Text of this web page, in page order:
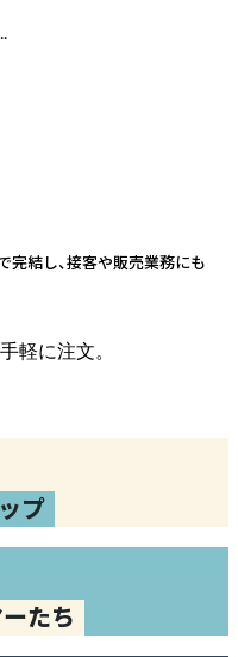
結し、接客や販売業務にも
軽に注文。
プ
たち